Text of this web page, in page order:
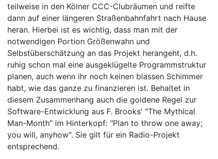
teilweise in den Kölner CCC-Clubräumen und reifte
dann auf einer längeren Straßenbahnfahrt nach Hause
heran. Hierbei ist es wichtig, dass man mit der
notwendigen Portion Größenwahn und
Selbstüberschätzung an das Projekt herangeht, d.h.
ruhig schon mal eine ausgeklügelte Programmstruktur
planen, auch wenn ihr noch keinen blassen Schimmer
habt, wie das ganze zu finanzieren ist. Behaltet in
diesem Zusammenhang auch die goldene Regel zur
Software-Entwicklung aus F. Brooks' "The Mythical
Man-Month" im Hinterkopf: "Plan to throw one away;
you will, anyhow". Sie gilt für ein Radio-Projekt
entsprechend.